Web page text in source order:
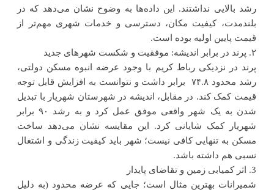
رشد بالایی نداشتند. این داده‌ها به وضوح نشان می‌دهد که در
بلندمدت، کیفیت مکان، دسترسی و خدمات شهری مهم‌تر از
قیمت پایین اولیه بوده است.
۲. پرند در برابر اندیشه: موفقیت و شکست شهرهای جدید
پرند در نزدیکی رباط کریم با وجود عرضه انبوه مسکن دولتی،
رشد محدود ۷۴.۸ برابر داشت و نتوانست به افزایش قابل توجه
قیمت کمک کند. در مقابل، اندیشه در شهرستان شهریار با تبدیل
شدن به یک شهر واقعی موفق عمل کرد و به رشد ۹۰ برابر
شهریار کمک شایانی کرد. این مقایسه نشان می‌دهد ساخت
مسکن به تنهایی کافی نیست؛ شهر باید کیفیت زندگی و اشتغال
نسبی هم داشته باشد.
3. اثر کمیابی زمین و تقاضای پایدار
شمیرانات بهترین مثال است؛ جایی که عرضه محدود (به دلیل